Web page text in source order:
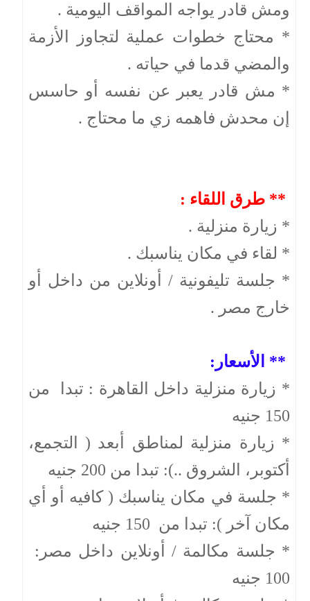
ومش قادر يواجه المواقف اليومية .
* محتاج خطوات عملية لتجاوز الأزمة
والمضي قدما في حياته .
* مش قادر يعبر عن نفسه أو حاسس
إن محدش فاهمه زي ما محتاج .
** طرق اللقاء :
* زيارة منزلية .
* لقاء في مكان يناسبك .
* جلسة تليفونية / أونلاين من داخل أو
خارج مصر .
** الأسعار:
* زيارة منزلية داخل القاهرة : تبدا من
150 جنيه
* زيارة منزلية لمناطق أبعد ( التجمع،
أكتوبر، الشروق ..): تبدا من 200 جنيه
* جلسة في مكان يناسبك ( كافيه أو أي
مكان آخر ): تبدا من 150 جنيه
* جلسة مكالمة / أونلاين داخل مصر:
100 جنيه